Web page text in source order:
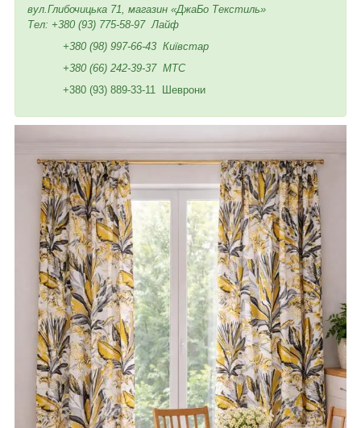
вул.Глибочицька 71, магазин «ДжаБо Текстиль»
Тел: +380 (93) 775-58-97 Лайф
+380 (98) 997-66-43 Київстар
+380 (66) 242-39-37 МТС
+380 (93) 889-33-11 Шеврони